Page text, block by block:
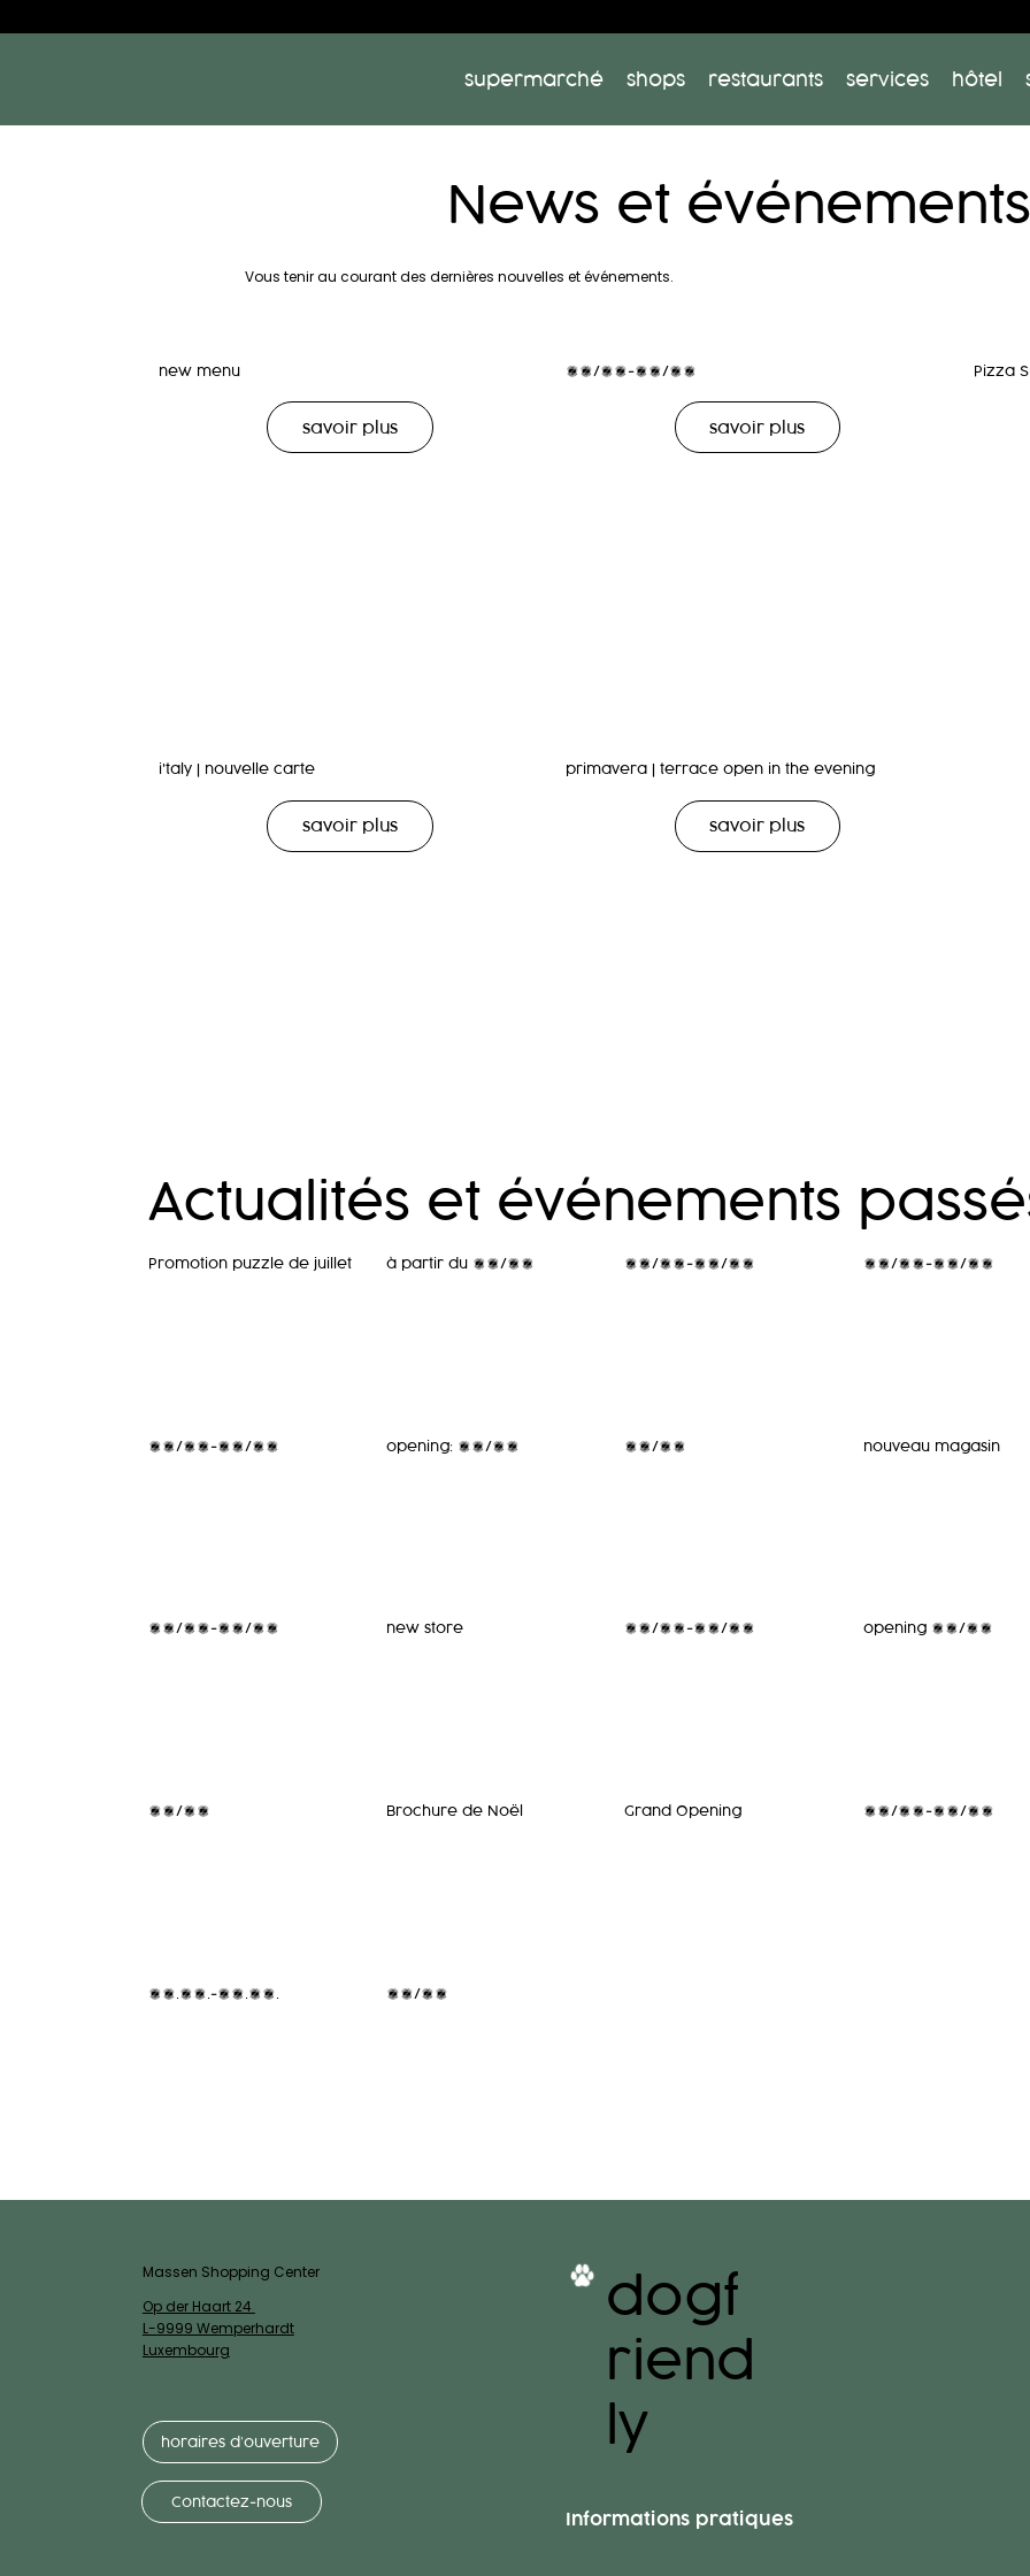
supermarché shops restaurants services hôtel
News et événements
Vous tenir au courant des dernières nouvelles et événements.
new menu
savoir plus
01/07-30/09
savoir plus
Pizza
i'taly | nouvelle carte
savoir plus
primavera | terrace open in the evening
savoir plus
Actualités et événements
Promotion puzzle de juillet à partir du 13/06 24/06-19/07 27/05-09/06
24/04-26/04 opening: 03/04 05/04 nouveau magasin
07/03-08/03 new store 25/03-14/04 opening 22/11
31/12 Brochure de Noël Grand Opening 28/11-30/11
27.11.-17.12. 26/10
dogf
riend
ly
Informations pratiques
Massen Shopping Center
Op der Haart 24
L-9999 Wemperhardt
Luxembourg
horaires d’ouverture
Contactez-nous